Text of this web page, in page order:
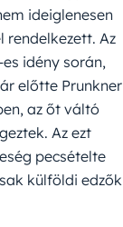
ideiglenesen
rendelkezett. Az
idény során,
előtte Prunkner
az őt váltó
Az ezt
pecsételte
külföldi edzők